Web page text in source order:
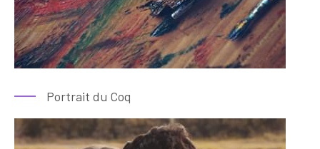
Portrait du Coq